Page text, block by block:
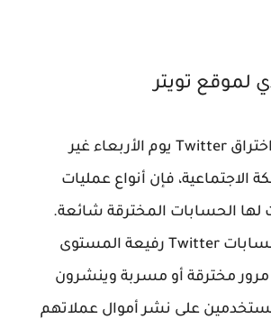
لموقع تويتر
في حين أن نطاق اختراق Twitter يوم الأربعاء غير
الاجتماعية، فإن أنواع عمليات
لها الحسابات المخترقة شائعة.
يتولى المحتالون حسابات Twitter رفيعة المستوى
مخترقة أو مسربة وينشرون
على نشر أموال عملاتهم